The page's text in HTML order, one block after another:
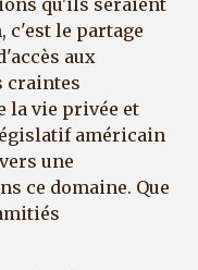
c'est le partage
aux
craintes
la vie privée et
américain
une
ce domaine. Que